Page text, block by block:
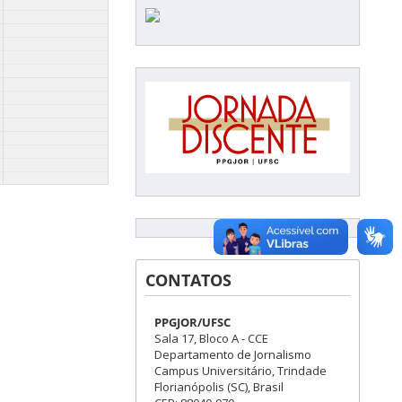
CONTATOS
PPGJOR/UFSC
Sala 17, Bloco A - CCE
Departamento de Jornalismo
Campus Universitário, Trindade
Florianópolis (SC), Brasil